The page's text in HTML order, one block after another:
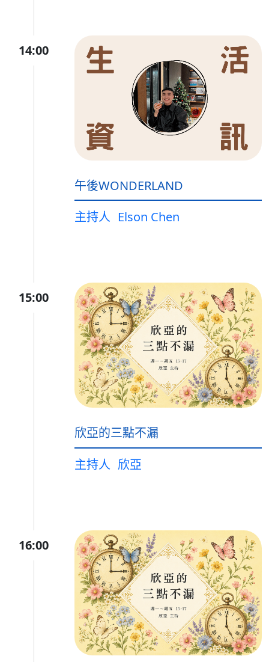
14:00
午後WONDERLAND
主持人 Elson Chen
15:00
欣亞的三點不漏
主持人 欣亞
16:00